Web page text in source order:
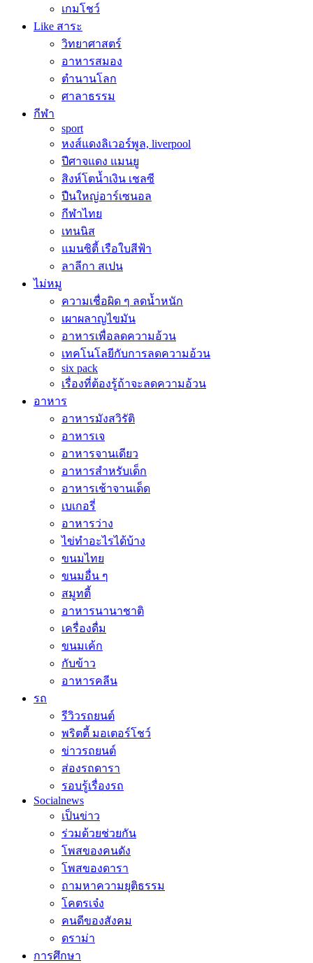
เกมโชว์
Like สาระ
วิทยาศาสตร์
อาหารสมอง
ตำนานโลก
ศาลาธรรม
กีฬา
sport
หงส์แดงลิเวอร์พูล, liverpool
ปีศาจแดง แมนยู
สิงห์โตน้ำเงิน เชลซี
ปืนใหญ่อาร์เซนอล
กีฬาไทย
เทนนิส
แมนซิตี้ เรือใบสีฟ้า
ลาลีกา สเปน
ไม่หมู
ความเชื่อผิด ๆ ลดน้ำหนัก
เผาผลาญไขมัน
อาหารเพื่อลดความอ้วน
เทคโนโลยีกับการลดความอ้วน
six pack
เรื่องที่ต้องรู้ถ้าจะลดความอ้วน
อาหาร
อาหารมังสวิรัติ
อาหารเจ
อาหารจานเดียว
อาหารสำหรับเด็ก
อาหารเช้าจานเด็ด
เบเกอรี่
อาหารว่าง
ไข่ทำอะไรได้บ้าง
ขนมไทย
ขนมอื่น ๆ
สมูทตี้
อาหารนานาชาติ
เครื่องดื่ม
ขนมเค้ก
กับข้าว
อาหารคลีน
รถ
รีวิวรถยนต์
พริตตี้ มอเตอร์โชว์
ข่าวรถยนต์
ส่องรถดารา
รอบรู้เรื่องรถ
Socialnews
เป็นข่าว
ร่วมด้วยช่วยกัน
โพสของคนดัง
โพสของดารา
ถามหาความยุติธรรม
โคตรเจ๋ง
คนดีของสังคม
ดราม่า
การศึกษา